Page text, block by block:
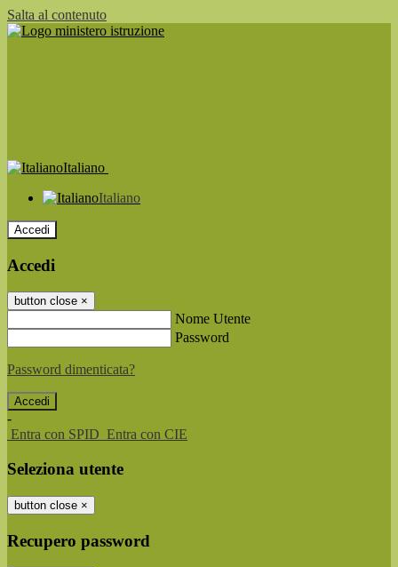
Salta al contenuto
Italiano
Italiano
Accedi
Accedi
button close ×
Nome Utente
Password
Password dimenticata?
-
Entra con SPID Entra con CIE
Seleziona utente
button close ×
Recupero password